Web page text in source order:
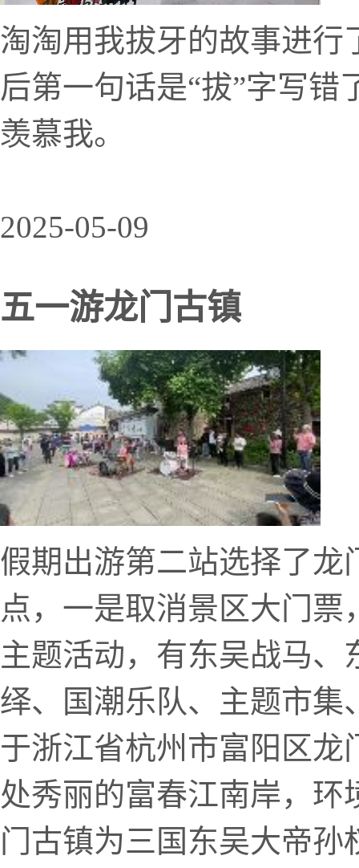
淘淘用我拔牙的故事进行
后第一句话是“拔”字写
羡慕我。
2025-05-09
五一游龙门古镇
假期出游第二站选择了龙
点，一是取消景区大门票
主题活动，有东吴战马
绎、国潮乐队、主题市集
于浙江省杭州市富阳区龙
处秀丽的富春江南岸，
门古镇为三国东吴大帝